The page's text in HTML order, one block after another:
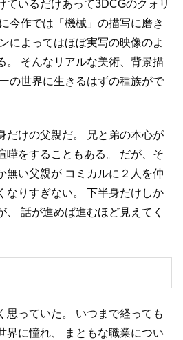
ているだけあって3DCGのクォリ
今作では「機械」の描写に磨き
によってはほぼ実写の映像のよ
そんなリアルな美術、背景描
の世界に生きるはずの種族がで
だけの父親だ。
兄と弟の本心が
をすることもある。
だが、そ
無い父親が コミカルに２人を仲
りすぎない。
下半身だけしか
話が進めば進むほど見えてく
思っていた。
いつまで経っても
界に憧れ、
まともな職業につい